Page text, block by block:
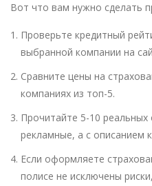
Вот что вам нужно сделать
Проверьте кредитный
выбранной компании на
Сравните цены на
компаниях из топ-5.
Прочитайте 5-10 реальных
рекламные, а с описанием
Если оформляете
полисе не исключены